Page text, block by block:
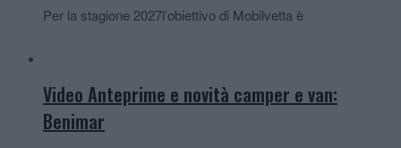
Per la stagione 2027l’obiettivo di Mobilvetta è
Video Anteprime e novità camper e van:
Benimar